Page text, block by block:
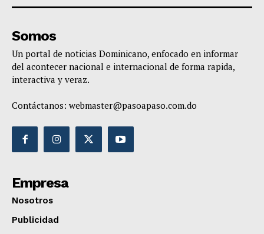
Somos
Un portal de noticias Dominicano, enfocado en informar
del acontecer nacional e internacional de forma rapida,
interactiva y veraz.
Contáctanos: webmaster@pasoapaso.com.do
Empresa
Nosotros
Publicidad